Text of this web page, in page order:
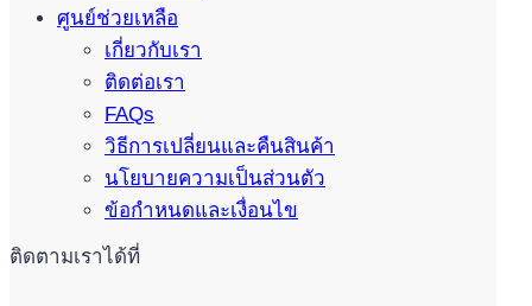
ศูนย์ช่วยเหลือ
เกี่ยวกับเรา
ติดต่อเรา
FAQs
วิธีการเปลี่ยนและคืนสินค้า
นโยบายความเป็นส่วนตัว
ข้อกำหนดและเงื่อนไข
ติดตามเราได้ที่